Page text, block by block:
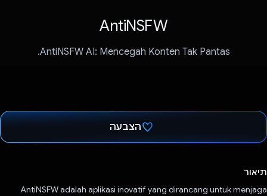
AntiNSFW
AntiNSFW AI: Mencegah Konten Tak Pantas.
הצבעה
תיאור
AntiNSFW adalah aplikasi inovatif yang dirancang untuk menjaga